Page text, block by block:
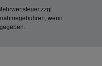
zzgl.
wenn